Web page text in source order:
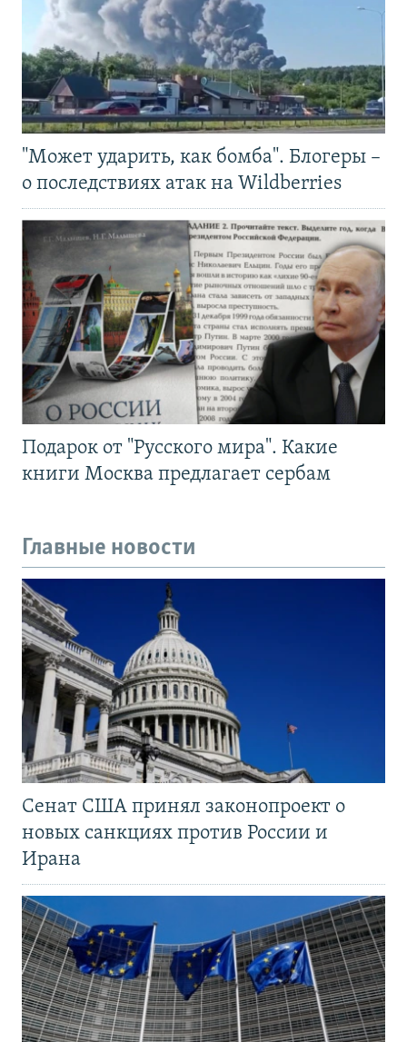
"Может ударить, как бомба". Блогеры –
о последствиях атак на Wildberries
Подарок от "Русского мира". Какие
книги Москва предлагает сербам
Главные новости
Сенат США принял законопроект о
новых санкциях против России и
Ирана